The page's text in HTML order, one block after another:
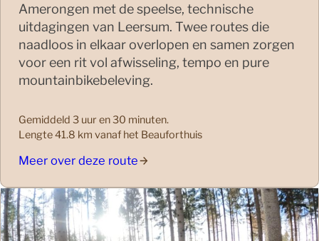
Amerongen met de speelse, technische
uitdagingen van Leersum. Twee routes die
naadloos in elkaar overlopen en samen zorgen
voor een rit vol afwisseling, tempo en pure
mountainbikebeleving.
Gemiddeld 3 uur en 30 minuten.
Lengte 41.8 km vanaf het Beauforthuis
Meer over deze route